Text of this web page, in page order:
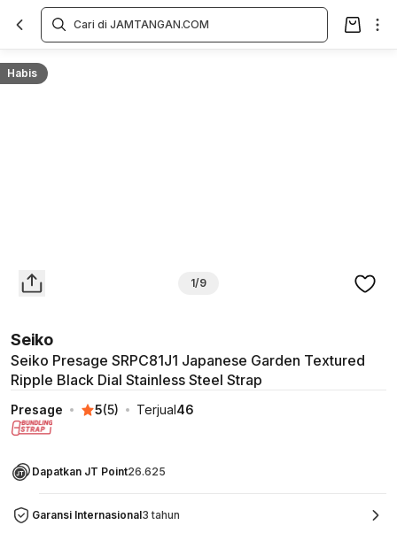
Habis
1/9
Seiko
Seiko Presage SRPC81J1 Japanese Garden Textured
Ripple Black Dial Stainless Steel Strap
Presage 5(5) Terjual46
Dapatkan JT Point26.625
Garansi Internasional3 tahun
Overview